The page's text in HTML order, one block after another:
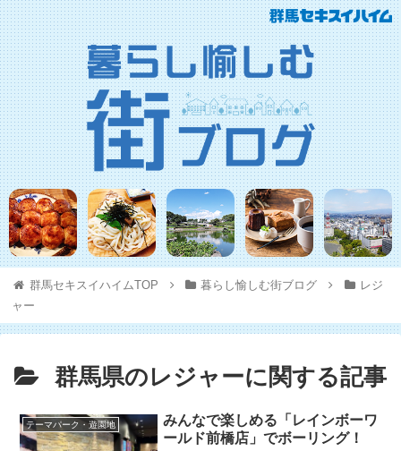
群馬セキスイハイムTOP 暮らし愉しむ街ブログ
レジ
ャー
群馬県のレジャーに関する記事
テーマパーク・遊園地
みんなで楽しめる「レインボーワ
ールド前橋店」でボーリング！